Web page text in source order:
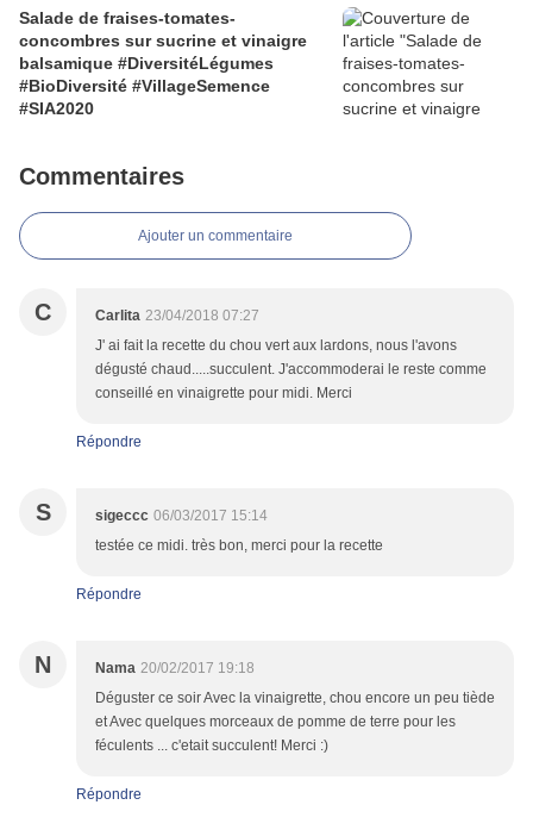
Salade de fraises-tomates-
concombres sur sucrine et vinaigre
balsamique #DiversitéLégumes
#BioDiversité #VillageSemence
#SIA2020
Commentaires
Ajouter un commentaire
C Carlita 23/04/2018 07:27
J' ai fait la recette du chou vert aux lardons, nous l'avons
dégusté chaud.....succulent. J'accommoderai le reste comme
conseillé en vinaigrette pour midi. Merci
Répondre
S sigeccc 06/03/2017 15:14
testée ce midi. très bon, merci pour la recette
Répondre
N Nama 20/02/2017 19:18
Déguster ce soir Avec la vinaigrette, chou encore un peu tiède
et Avec quelques morceaux de pomme de terre pour les
féculents ... c'etait succulent! Merci :)
Répondre